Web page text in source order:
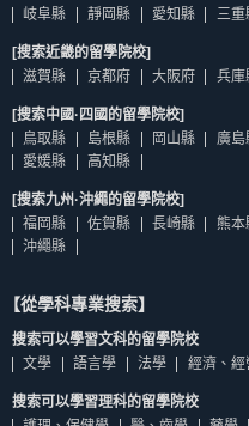
岐阜縣
靜岡縣 愛知縣 三重
[搜索近畿的留學院校]
滋賀縣
京都府 大阪府 兵庫
[搜索中國·四國的留學院校]
鳥取縣
島根縣 岡山縣 廣島
愛媛縣
高知縣
[搜索九州·沖繩的留學院校]
福岡縣
佐賀縣 長崎縣 熊本
沖繩縣
【從學科專業搜索】
搜索可以學習文科的留學院校
文學
語言學 法學 經濟、經
搜索可以學習理科的留學院校